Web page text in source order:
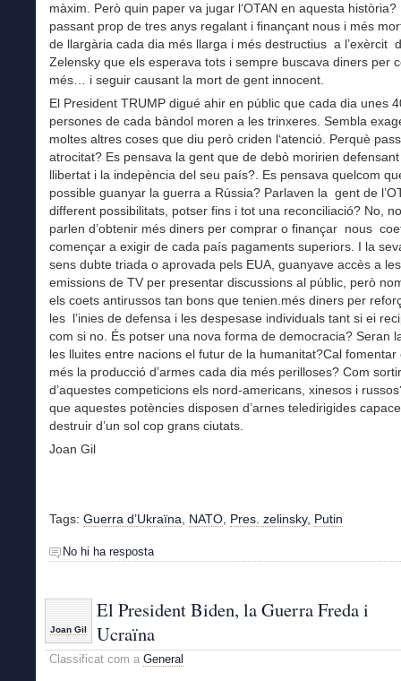
màxim. Però quin paper va jugar l‘OTAN en aquesta història?
passant prop de tres anys regalant i finançant nous i més
de llargària cada dia més llarga i més destructius a l’exèrcit
Zelensky que els esperava tots i sempre buscava diners per
més… i seguir causant la mort de gent innocent.
El President TRUMP digué ahir en públic que cada dia unes
persones de cada bàndol moren a les trinxeres. Sembla
moltes altres coses que diu però criden l‘atenció. Perquè
atrocitat? Es pensava la gent que de debò moririen defensant
llibertat i la indepència del seu país?. Es pensava quelcom
possible guanyar la guerra a Rússia? Parlaven la gent de
different possibilitats, potser fins i tot una reconciliació? No,
parlen d’obtenir més diners per comprar o finançar nous
començar a exigir de cada país pagaments superiors. I la
sens dubte triada o aprovada pels EUA, guanyave accès a
emissions de TV per presentar discussions al públic, però
els coets antirussos tan bons que tenien.més diners per
les l’inies de defensa i les despesase individuals tant si ei
com si no. És potser una nova forma de democracia? Seran
les lluites entre nacions el futur de la humanitat?Cal fomentar
més la producció d’armes cada dia més perilloses? Com
d’aquestes competicions els nord-americans, xinesos i
que aquestes potències disposen d’arnes teledirigides
destruir d’un sol cop grans ciutats.
Joan Gil
Tags: Guerra d’Ukraïna, NATO, Pres. zelinsky, Putin
No hi ha resposta
Joan Gil
El President Biden, la Guerra Freda i
Ucraïna
Classificat com a General